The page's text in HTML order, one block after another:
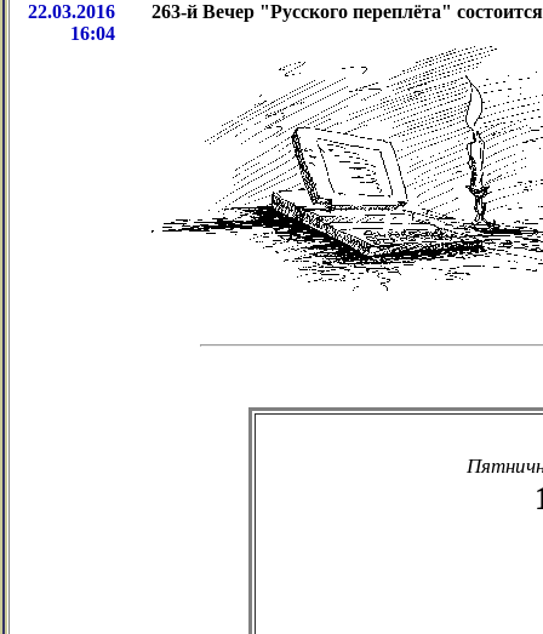
22.03.2016
16:04
263-й Вечер "Русского переплёта"